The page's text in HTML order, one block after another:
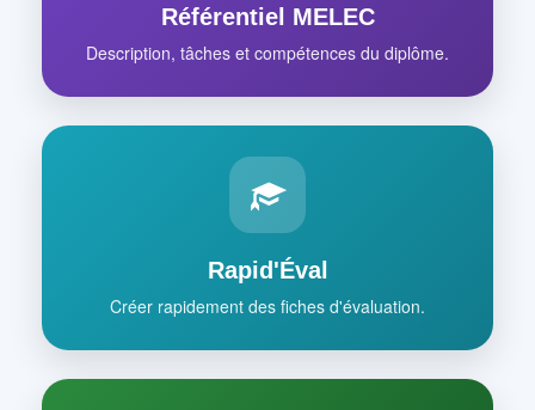
Référentiel MELEC
Description, tâches et compétences du diplôme.
Rapid'Éval
Créer rapidement des fiches d'évaluation.